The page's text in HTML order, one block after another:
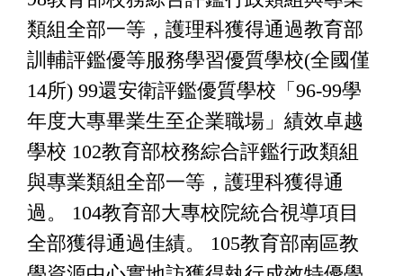
類組全部一等，護理科獲得通過教育部
訓輔評鑑優等服務學習優質學校(全國僅
14所) 99還安衛評鑑優質學校「96-99學
年度大專畢業生至企業職場」績效卓越
學校 102教育部校務綜合評鑑行政類組
與專業類組全部一等，護理科獲得通
過。 104教育部大專校院統合視導項目
全部獲得通過佳績。 105教育部南區教